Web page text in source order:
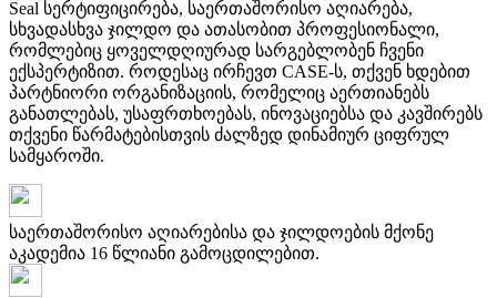
Seal სერტიფიცირება, საერთაშორისო აღიარება,
სხვადასხვა ჯილდო და ათასობით პროფესიონალი,
რომლებიც ყოველდღიურად სარგებლობენ ჩვენი
ექსპერტიზით. როდესაც ირჩევთ CASE-ს, თქვენ ხდებით
პარტნიორი ორგანიზაციის, რომელიც აერთიანებს
განათლებას, უსაფრთხოებას, ინოვაციებსა და კავშირებს
თქვენი წარმატებისთვის ძალზედ დინამიურ ციფრულ
სამყაროში.
საერთაშორისო აღიარებისა და ჯილდოების მქონე
აკადემია 16 წლიანი გამოცდილებით.